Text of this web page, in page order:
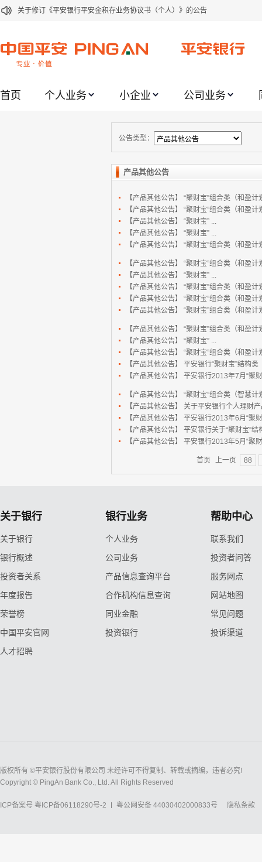
关于修订《平安银行平安金积存业务协议书（个人）》的公告
关于2021年劳动节期间代理贵金属业务风险提示的通知
关于加强代理贵金属业务风险防范的提示
关于进一步加强代理贵金属业务风险防范的提示
关于平安银行电子版信用卡更名为平安银行数字信用卡的公告
关于调整存量首套住房贷款利率的公告
首页 个人业务 小企业 公司业务
公告类型：
产品其他公告
【产品其他公告】
“聚财宝”组合类（和盈
【产品其他公告】
“聚财宝”组合类（和盈
【产品其他公告】
“聚财宝” ...
【产品其他公告】
“聚财宝” ...
【产品其他公告】
“聚财宝”组合类（和盈
【产品其他公告】
“聚财宝”组合类（和盈
【产品其他公告】
“聚财宝” ...
【产品其他公告】
“聚财宝”组合类（和盈
【产品其他公告】
“聚财宝”组合类（和盈
【产品其他公告】
“聚财宝”组合类（和盈
【产品其他公告】
“聚财宝”组合类（和盈
【产品其他公告】
“聚财宝” ...
【产品其他公告】
“聚财宝”组合类（和盈
【产品其他公告】
平安银行“聚财宝”结构
【产品其他公告】
平安银行2013年7月“聚
【产品其他公告】
“聚财宝”组合类（智慧
【产品其他公告】
关于平安银行个人理财
【产品其他公告】
平安银行2013年6月“聚
【产品其他公告】
平安银行关于“聚财宝”
【产品其他公告】
平安银行2013年5月“聚
88
上一页
首页
关于银行
关于银行
银行概述
投资者关系
年度报告
荣誉榜
中国平安官网
人才招聘
银行业务
个人业务
公司业务
产品信息查询平台
合作机构信息查询
同业金融
投资银行
帮助中心
联系我们
投资者问答
服务网点
网站地图
常见问题
投诉渠道
版权所有 ©平安银行股份有限公司 未经许可不得复制、转载或摘编，违者必究!
Copyright © PingAn Bank Co., Ltd. All Rights Reserved
ICP备案号 粤ICP备06118290号-2 粤公网安备 44030402000833号 隐私条款